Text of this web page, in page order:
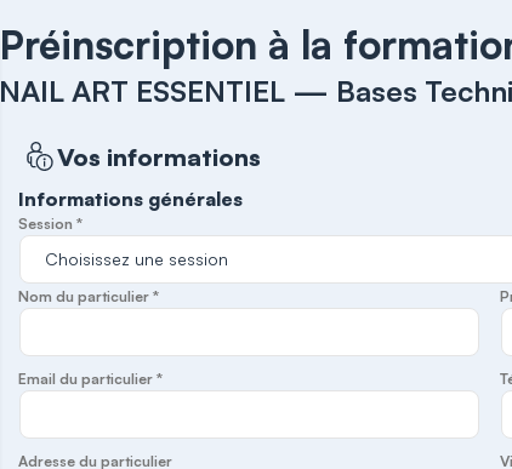
Préinscription à la
NAIL ART ESSENTIEL — Bases
Vos informations
Informations générales
Session *
Nom du particulier *
Email du particulier *
Adresse du particulier